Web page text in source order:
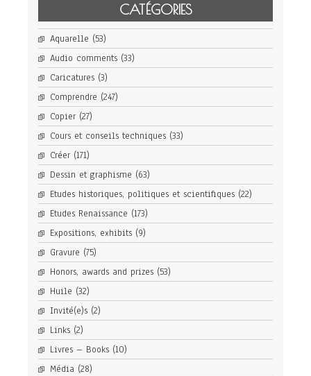
CATÉGORIES
Aquarelle (53)
Audio comments (33)
Caricatures (3)
Comprendre (247)
Copier (27)
Cours et conseils techniques (33)
Créer (171)
Dessin et graphisme (63)
Etudes historiques, politiques et scientifiques (22)
Etudes Renaissance (173)
Expositions, exhibits (9)
Gravure (75)
Honors, awards and prizes (53)
Huile (32)
Invité(e)s (2)
Links (2)
Livres – Books (10)
Média (28)